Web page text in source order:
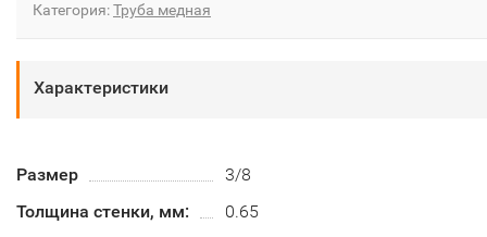
Категория:Труба медная
Характеристики
Размер
3/8
Толщина стенки, мм:
0.65